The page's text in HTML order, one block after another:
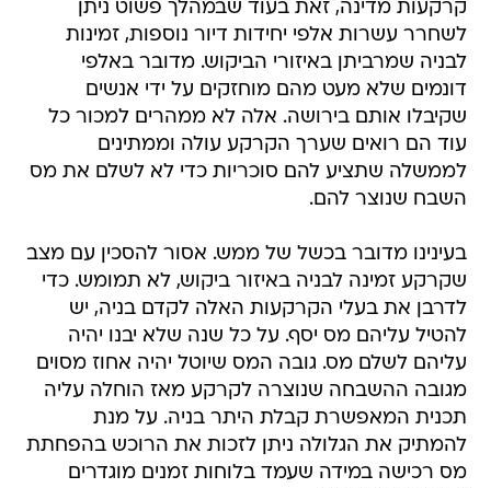
קרקעות מדינה, זאת בעוד שבמהלך פשוט ניתן
לשחרר עשרות אלפי יחידות דיור נוספות, זמינות
לבניה שמרביתן באיזורי הביקוש. מדובר באלפי
דונמים שלא מעט מהם מוחזקים על ידי אנשים
שקיבלו אותם בירושה. אלה לא ממהרים למכור כל
עוד הם רואים שערך הקרקע עולה וממתינים
לממשלה שתציע להם סוכריות כדי לא לשלם את מס
השבח שנוצר להם.
בעינינו מדובר בכשל של ממש. אסור להסכין עם מצב
שקרקע זמינה לבניה באיזור ביקוש, לא תמומש. כדי
לדרבן את בעלי הקרקעות האלה לקדם בניה, יש
להטיל עליהם מס יסף. על כל שנה שלא יבנו יהיה
עליהם לשלם מס. גובה המס שיוטל יהיה אחוז מסוים
מגובה ההשבחה שנוצרה לקרקע מאז הוחלה עליה
תכנית המאפשרת קבלת היתר בניה. על מנת
להמתיק את הגלולה ניתן לזכות את הרוכש בהפחתת
מס רכישה במידה שעמד בלוחות זמנים מוגדרים